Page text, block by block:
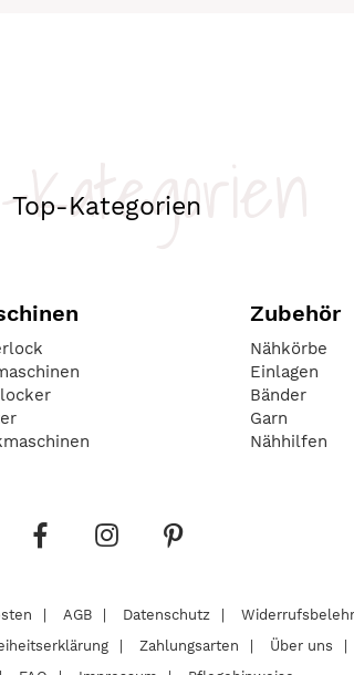
Top-Kategorien
Kategorien
Zubehör
Nähkörbe
Einlagen
Bänder
Garn
Nähhilfen
AGB Datenschutz
Zahlungsarten
Über uns